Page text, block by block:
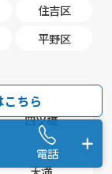
住吉区
平野区
四ツ橋
ちら
電話